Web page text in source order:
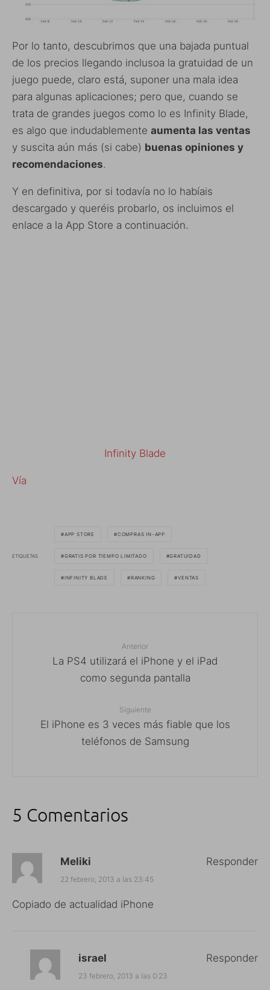
Por lo tanto, descubrimos que una bajada puntual
de los precios llegando inclusoa la gratuidad de un
juego puede, claro está, suponer una mala idea
para algunas aplicaciones; pero que, cuando se
trata de grandes juegos como lo es Infinity Blade,
es algo que indudablemente aumenta las ventas
y suscita aún más (si cabe) buenas opiniones y
recomendaciones.
Y en definitiva, por si todavía no lo habíais
descargado y queréis probarlo, os incluimos el
enlace a la App Store a continuación.
Infinity Blade
Vía
ETIQUETAS
APP STORE COMPRAS IN-APP
GRATIS POR TIEMPO LIMITADO GRATUIDAD
INFINITY BLADE RANKING VENTAS
Anterior
La PS4 utilizará el iPhone y el iPad
como segunda pantalla
Siguiente
El iPhone es 3 veces más fiable que los
teléfonos de Samsung
5 Comentarios
Meliki
22 febrero, 2013 a las 23:45
Copiado de actualidad iPhone
Responder
israel
23 febrero, 2013 a las 0:23
Responder